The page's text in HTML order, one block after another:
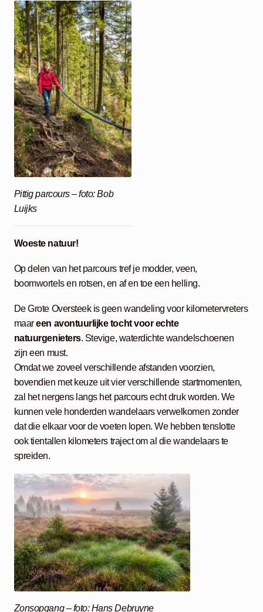
Pittig parcours – foto: Bob
Luijks
Woeste natuur!
Op delen van het parcours tref je modder, veen,
boomwortels en rotsen, en af en toe een helling.
De Grote Oversteek is geen wandeling voor kilometervreters
maareen avontuurlijke tocht voor echte
natuurgenieters. Stevige, waterdichte wandelschoenen
zijn een must.
Omdat we zoveel verschillende afstanden voorzien,
bovendien met keuze uit vier verschillende startmomenten,
zal het nergens langs het parcours echt druk worden. We
kunnen vele honderden wandelaars verwelkomen zonder
dat die elkaar voor de voeten lopen. We hebben tenslotte
ook tientallen kilometers traject om al die wandelaars te
spreiden.
Zonsopgang – foto: Hans Debruyne